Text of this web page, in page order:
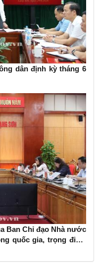
dân định kỳ tháng 6
Ban Chỉ đạo Nhà nước
quốc gia, trọng điểm